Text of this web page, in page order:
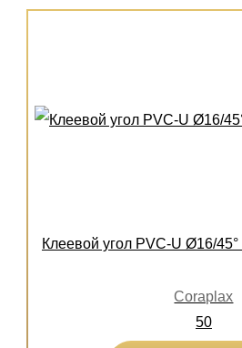
Клеевой угол PVC-U Ø16/
Coraplax
50